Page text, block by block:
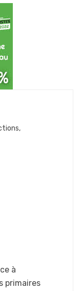
,
à
primaires